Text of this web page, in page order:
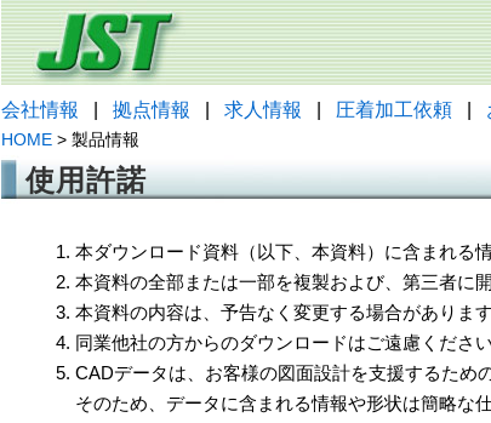
会社情報 拠点情報 求人情報 圧着加工依頼
HOME > 製品情報
使用許諾
1. 本ダウンロード資料（以下、本資料）に含まれる
2. 本資料の全部または一部を複製および、第三者に
3. 本資料の内容は、予告なく変更する場合がありま
4. 同業他社の方からのダウンロードはご遠慮ください
5. CADデータは、お客様の図面設計を支援するため
そのため、データに含まれる情報や形状は簡略な